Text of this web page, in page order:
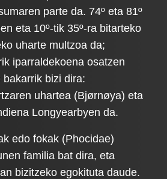
parte da. 74º eta 81º
eta 10º-tik 35º-ra bitarteko
uharte multzoa da;
iparraldekoena osatzen
bizi dira:
uhartea (Bjørnøya) eta
Longyearbyen da.
edo fokak (Phocidae)
familia bat dira, eta
bizitzeko egokituta daude.